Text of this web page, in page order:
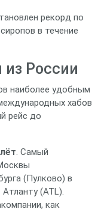
рекорд по
в течение
из России
наиболее удобным
хабов
рейс до
. Самый
(Пулково) в
(ATL).
как